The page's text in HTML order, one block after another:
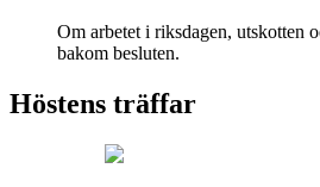
Om arbetet i riksdagen, utskotten
bakom besluten.
Höstens träffar